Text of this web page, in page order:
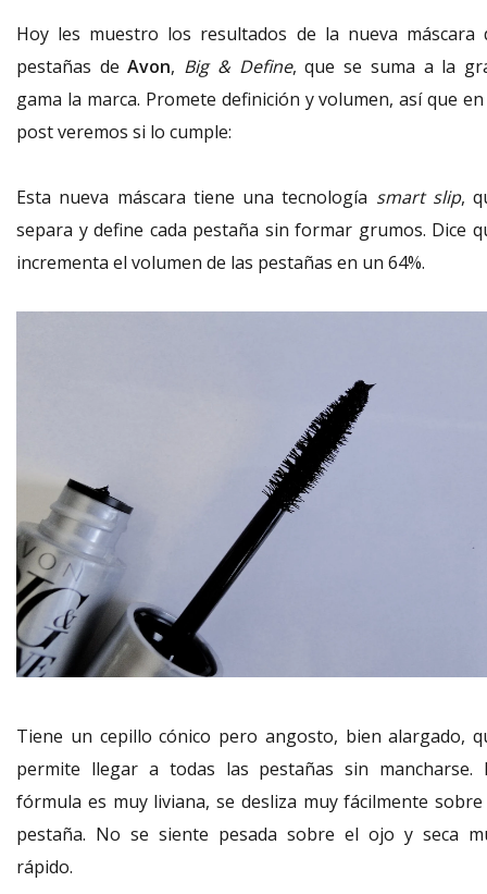
Hoy les muestro los resultados de la nueva máscara
pestañas deAvon, Big & Define, que se suma a la
gama la marca. Promete definición y volumen, así que
post veremos si lo cumple:
Esta nueva máscara tiene una tecnología smart slip,
separa y define cada pestaña sin formar grumos. Dice
incrementa el volumen de las pestañas en un 64%.
Tiene un cepillo cónico pero angosto, bien alargado,
permite llegar a todas las pestañas sin mancharse.
fórmula es muy liviana, se desliza muy fácilmente
pestaña. No se siente pesada sobre el ojo y seca
rápido.